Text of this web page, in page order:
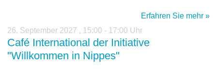
Erfahren Sie mehr »
26. September 2027 , 15:00 - 17:00 Uhr
Café International der Initiative
"Willkommen in Nippes"